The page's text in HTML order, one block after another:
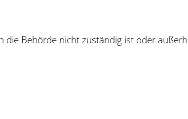
die Behörde nicht zuständig ist oder